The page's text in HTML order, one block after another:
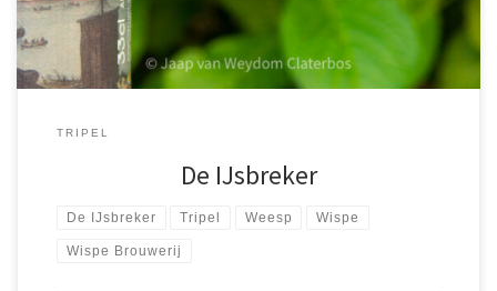
TRIPEL
De IJsbreker
De IJsbreker Tripel Weesp Wispe
Wispe Brouwerij